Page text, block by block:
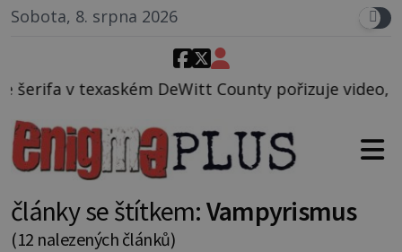
Sobota, 8. srpna 2026
County pořizuje video, na kterém před jeho
články se štítkem:Vampyrismus
(12 nalezených článků)